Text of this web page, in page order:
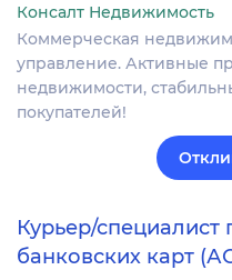
Консалт Недвижимость
Коммерческая
управление. Активные
недвижимости,
покупателей!
Курьер/специалист
банковских карт